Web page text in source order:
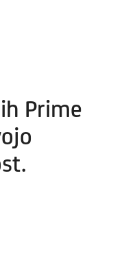
Prime